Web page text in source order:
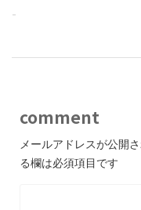
-
comment
メールアドレスが公開
る欄は必須項目です